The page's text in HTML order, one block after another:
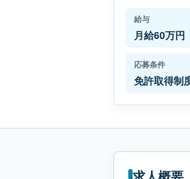
給与
月給60万円
応募条件
免許取得制